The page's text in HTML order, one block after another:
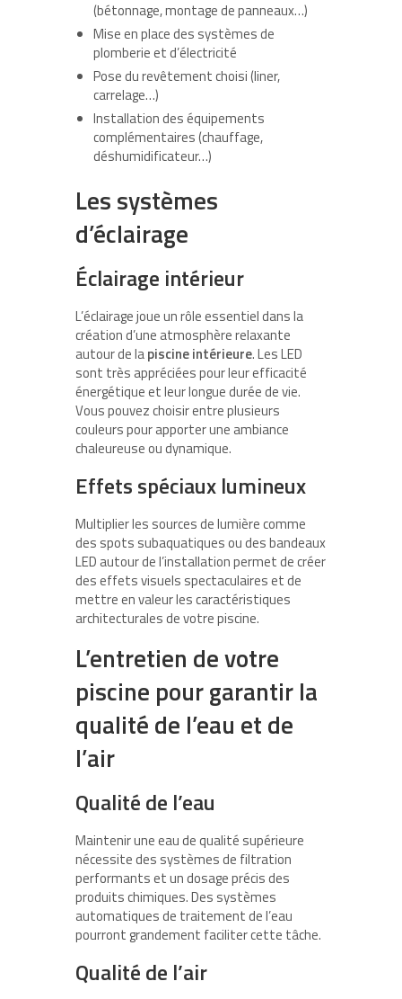
(bétonnage, montage de panneaux…)
Mise en place des systèmes de
plomberie et d’électricité
Pose du revêtement choisi (liner,
carrelage…)
Installation des équipements
complémentaires (chauffage,
déshumidificateur…)
Les systèmes
d’éclairage
Éclairage intérieur
L’éclairage joue un rôle essentiel dans la
création d’une atmosphère relaxante
autour de lapiscine intérieure. Les LED
sont très appréciées pour leur efficacité
énergétique et leur longue durée de vie.
Vous pouvez choisir entre plusieurs
couleurs pour apporter une ambiance
chaleureuse ou dynamique.
Effets spéciaux lumineux
Multiplier les sources de lumière comme
des spots subaquatiques ou des bandeaux
LED autour de l’installation permet de créer
des effets visuels spectaculaires et de
mettre en valeur les caractéristiques
architecturales de votre piscine.
L’entretien de votre
piscine pour garantir la
qualité de l’eau et de
l’air
Qualité de l’eau
Maintenir une eau de qualité supérieure
nécessite des systèmes de filtration
performants et un dosage précis des
produits chimiques. Des systèmes
automatiques de traitement de l’eau
pourront grandement faciliter cette tâche.
Qualité de l’air